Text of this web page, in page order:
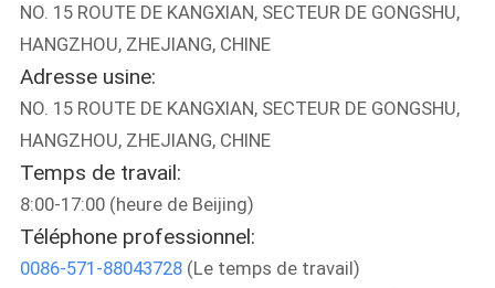
AU
SUJET
DE
NOUS
VISITE
D'USINE
NO. 15 ROUTE DE KANGXIAN, SECTEUR DE GONGSHU,
HANGZHOU, ZHEJIANG, CHINE
Adresse usine:
NO. 15 ROUTE DE KANGXIAN, SECTEUR DE GONGSHU,
HANGZHOU, ZHEJIANG, CHINE
Temps de travail:
8:00-17:00 (heure de Beijing)
Téléphone professionnel:
0086-571-88043728(Le temps de travail)